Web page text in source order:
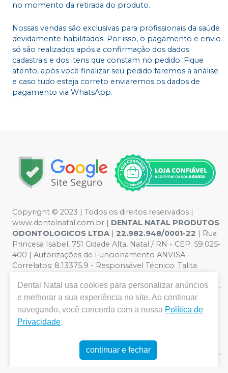
no momento da retirada do produto.
Nossas vendas são exclusivas para profissionais da saúde
devidamente habilitados. Por isso, o pagamento e envio
só são realizados após a confirmação dos dados
cadastrais e dos itens que constam no pedido. Fique
atento, após você finalizar seu pedido faremos a análise
e caso tudo esteja correto enviaremos os dados de
pagamento via WhatsApp.
Copyright © 2023 | Todos os direitos reservados |
www.dentalnatal.com.br | DENTAL NATAL PRODUTOS
ODONTOLOGICOS LTDA | 22.982.948/0001-22 | Rua
Princesa Isabel, 751 Cidade Alta, Natal / RN - CEP: 59.025-
400 | Autorizações de Funcionamento ANVISA -
Correlatos: 8.13375.9 - Responsável Técnico: Talita
Privacidade e Segurança - Fotos meramente ilustrativas -
Os preços e condições da loja virtual estão sujeitos a
alterações. Em caso de divergência de preços no site, o
valor válido é o do Carrinho de Compra. Não vendemos
atender compras de grandes volumes pelo site.
Dental Natal usa cookies para personalizar anúncios
e melhorar a sua experiência no site. Ao continuar
navegando, você concorda com a nossa Política de
Privacidade.
continuar e fechar